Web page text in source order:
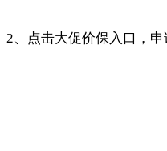
2、点击大促价保入口，